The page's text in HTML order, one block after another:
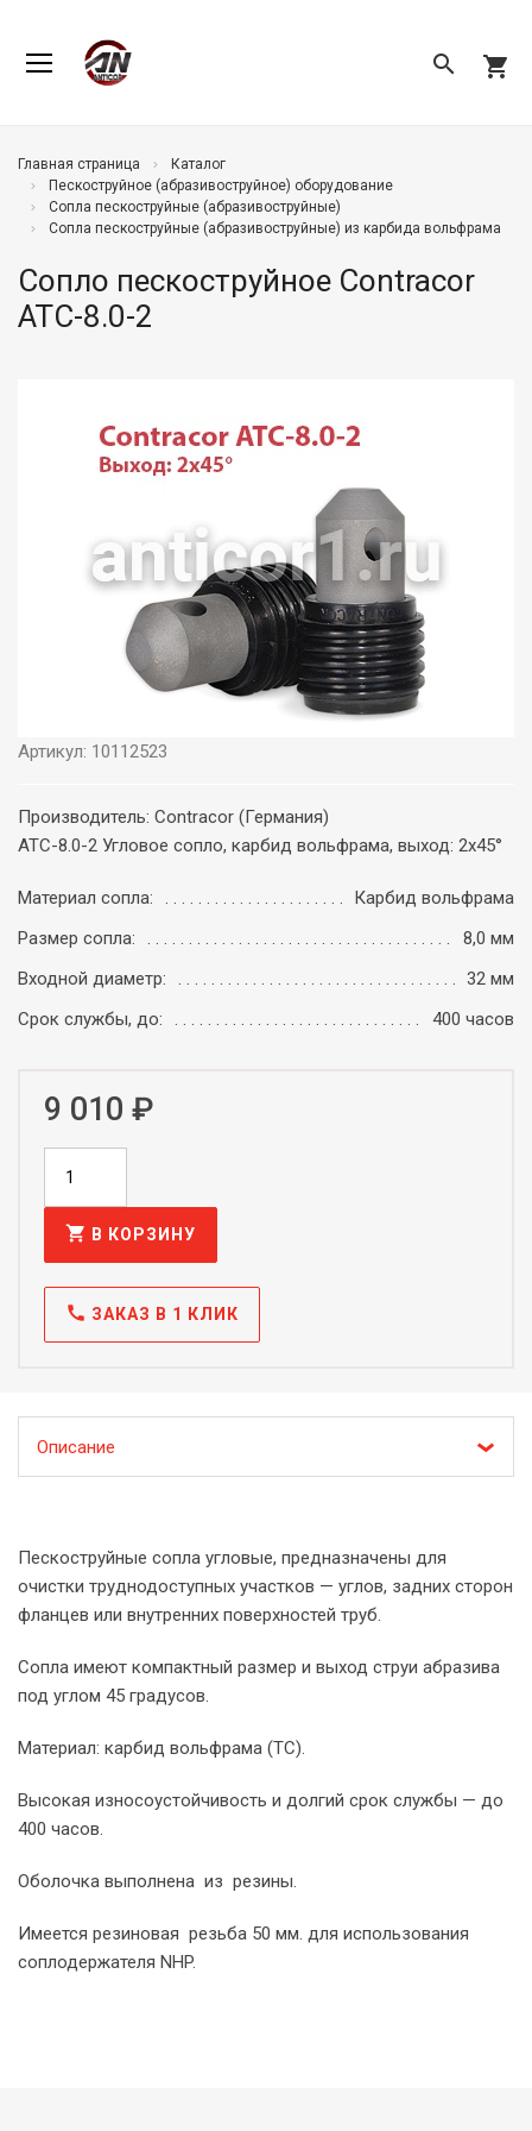
search shopping_cart
Главная страница
Каталог
Пескоструйное (абразивоструйное) оборудование
Сопла пескоструйные (абразивоструйные)
Сопла пескоструйные (абразивоструйные) из карбида вольфрама
Сопло пескоструйное Contracor
ATC-8.0-2
Артикул: 10112523
Производитель: Contracor (Германия)
ATC-8.0-2 Угловое сопло, карбид вольфрама, выход: 2х45°
Материал сопла:
Карбид вольфрама
Размер сопла:
8,0 мм
Входной диаметр:
32 мм
Срок службы, до:
400 часов
9 010 ₽
shopping_cart В КОРЗИНУ
call ЗАКАЗ В 1 КЛИК
Описание
Пескоструйные сопла угловые, предназначены для
очистки труднодоступных участков — углов, задних сторон
фланцев или внутренних поверхностей труб.
Сопла имеют компактный размер и выход струи абразива
под углом 45 градусов.
Материал: карбид вольфрама (TC).
Высокая износоустойчивость и долгий срок службы — до
400 часов.
Оболочка выполнена из резины.
Имеется резиновая резьба 50 мм. для использования
соплодержателя NHP.